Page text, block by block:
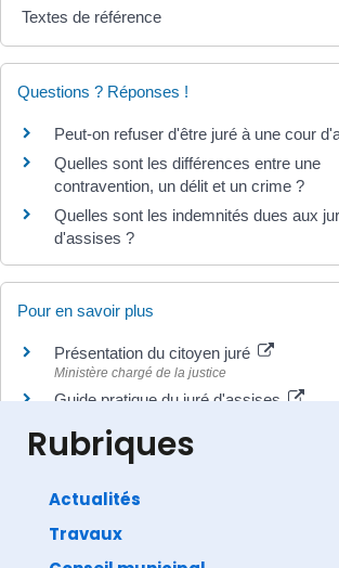
Textes de référence
Questions ? Réponses !
Peut-on refuser d'être juré à une cour
Quelles sont les différences entre une
contravention, un délit et un crime ?
Quelles sont les indemnités dues aux
d'assises ?
Pour en savoir plus
Présentation du citoyen juré
Ministère chargé de la justice
Guide pratique du juré d'assises
Direction de l'information légale et administrative
Rubriques
Actualités
Travaux